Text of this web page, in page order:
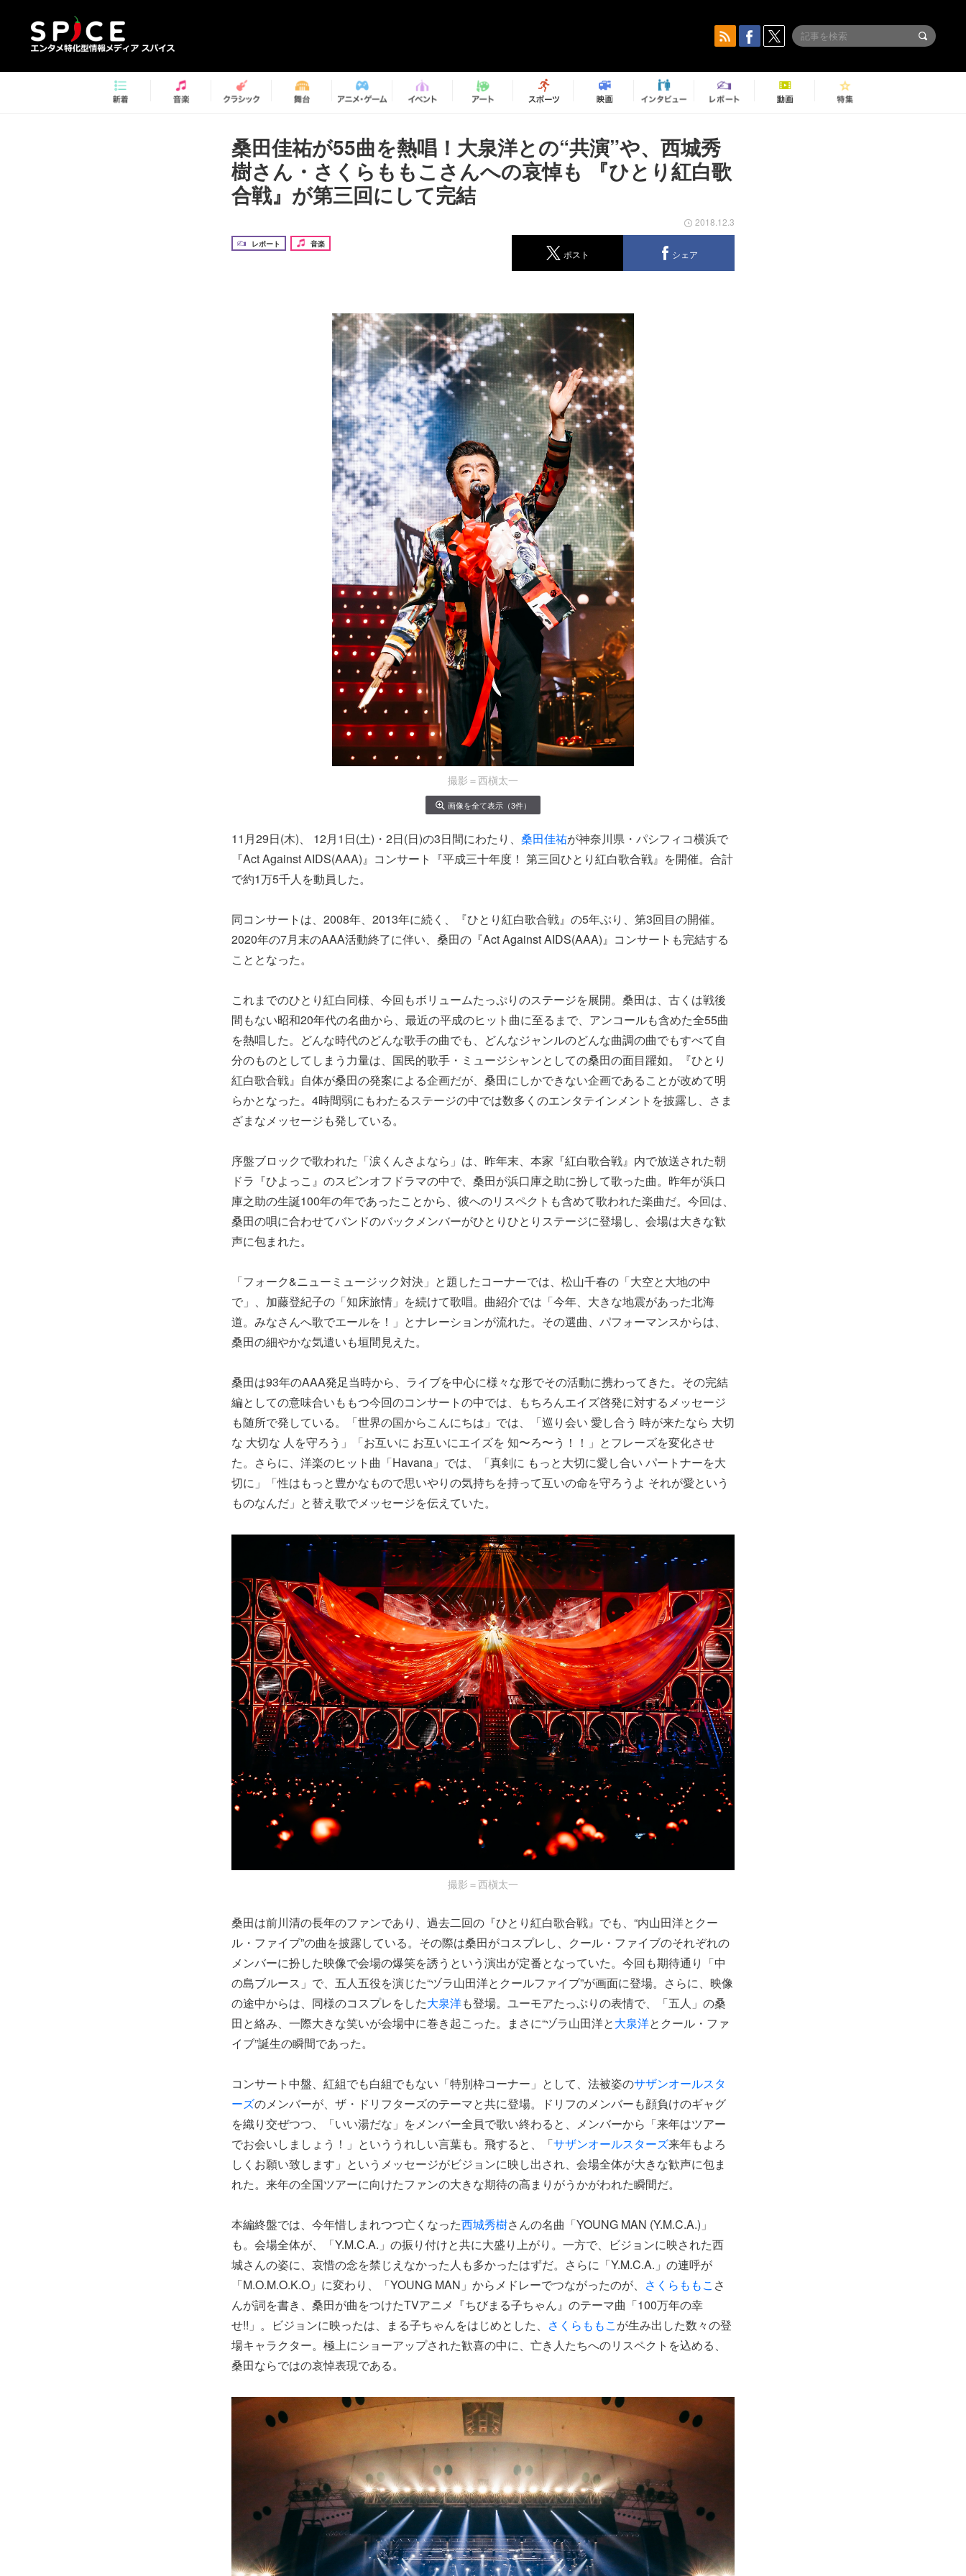
桑田佳祐が55曲を熱唱！大泉洋との“共演”や、西城秀
樹さん・さくらももこさんへの哀悼も 『ひとり紅白歌
合戦』が第三回にして完結
レポート 音楽
2018.12.3
ポスト シェア
撮影＝西槇太一
画像を全て表示（3件）
11月29日(木)、 12月1日(土)・2日(日)の3日間にわたり、 桑田佳祐が神奈川県・パシフィコ横浜で
『Act Against AIDS(AAA)』コンサート『平成三十年度！ 第三回ひとり紅白歌合戦』を開催。合計
で約1万5千人を動員した。
同コンサートは、2008年、2013年に続く、『ひとり紅白歌合戦』の5年ぶり、第3回目の開催。
2020年の7月末のAAA活動終了に伴い、桑田の『Act Against AIDS(AAA)』コンサートも完結する
こととなった。
これまでのひとり紅白同様、今回もボリュームたっぷりのステージを展開。桑田は、古くは戦後
間もない昭和20年代の名曲から、最近の平成のヒット曲に至るまで、アンコールも含めた全55曲
を熱唱した。どんな時代のどんな歌手の曲でも、どんなジャンルのどんな曲調の曲でもすべて自
分のものとしてしまう力量は、国民的歌手・ミュージシャンとしての桑田の面目躍如。『ひとり
紅白歌合戦』自体が桑田の発案による企画だが、桑田にしかできない企画であることが改めて明
らかとなった。4時間弱にもわたるステージの中では数多くのエンタテインメントを披露し、さま
ざまなメッセージも発している。
序盤ブロックで歌われた「涙くんさよなら」は、昨年末、本家『紅白歌合戦』内で放送された朝
ドラ『ひよっこ』のスピンオフドラマの中で、桑田が浜口庫之助に扮して歌った曲。昨年が浜口
庫之助の生誕100年の年であったことから、彼へのリスペクトも含めて歌われた楽曲だ。今回は、
桑田の唄に合わせてバンドのバックメンバーがひとりひとりステージに登場し、会場は大きな歓
声に包まれた。
「フォーク&ニューミュージック対決」と題したコーナーでは、松山千春の「大空と大地の中
で」、加藤登紀子の「知床旅情」を続けて歌唱。曲紹介では「今年、大きな地震があった北海
道。みなさんへ歌でエールを！」とナレーションが流れた。その選曲、パフォーマンスからは、
桑田の細やかな気遣いも垣間見えた。
桑田は93年のAAA発足当時から、ライブを中心に様々な形でその活動に携わってきた。その完結
編としての意味合いももつ今回のコンサートの中では、もちろんエイズ啓発に対するメッセージ
も随所で発している。「世界の国からこんにちは」では、「巡り会い 愛し合う 時が来たなら 大切
な 大切な 人を守ろう」「お互いに お互いにエイズを 知〜ろ〜う！！」とフレーズを変化させ
た。さらに、洋楽のヒット曲「Havana」では、「真剣に もっと大切に愛し合い パートナーを大
切に」「性はもっと豊かなもので思いやりの気持ちを持って互いの命を守ろうよ それが愛という
ものなんだ」と替え歌でメッセージを伝えていた。
撮影＝西槇太一
桑田は前川清の長年のファンであり、過去二回の『ひとり紅白歌合戦』でも、“内山田洋とクー
ル・ファイブ”の曲を披露している。その際は桑田がコスプレし、クール・ファイブのそれぞれの
メンバーに扮した映像で会場の爆笑を誘うという演出が定番となっていた。今回も期待通り「中
の島ブルース」で、五人五役を演じた“ヅラ山田洋とクールファイブ”が画面に登場。さらに、映像
の途中からは、同様のコスプレをした大泉洋も登場。ユーモアたっぷりの表情で、「五人」の桑
田と絡み、一際大きな笑いが会場中に巻き起こった。まさに“ヅラ山田洋と大泉洋とクール・ファ
イブ”誕生の瞬間であった。
コンサート中盤、紅組でも白組でもない「特別枠コーナー」として、法被姿のサザンオールスタ
ーズのメンバーが、ザ・ドリフターズのテーマと共に登場。ドリフのメンバーも顔負けのギャグ
を織り交ぜつつ、「いい湯だな」をメンバー全員で歌い終わると、メンバーから「来年はツアー
でお会いしましょう！」といううれしい言葉も。飛すると、「サザンオールスターズ来年もよろ
しくお願い致します」というメッセージがビジョンに映し出され、会場全体が大きな歓声に包ま
れた。来年の全国ツアーに向けたファンの大きな期待の高まりがうかがわれた瞬間だ。
本編終盤では、今年惜しまれつつ亡くなった西城秀樹さんの名曲「YOUNG MAN (Y.M.C.A.)」
も。会場全体が、「Y.M.C.A.」の振り付けと共に大盛り上がり。一方で、ビジョンに映された西
城さんの姿に、哀惜の念を禁じえなかった人も多かったはずだ。さらに「Y.M.C.A.」の連呼が
「M.O.M.O.K.O」に変わり、「YOUNG MAN」からメドレーでつながったのが、 さくらももこ さ
んが詞を書き、桑田が曲をつけたTVアニメ『ちびまる子ちゃん』のテーマ曲「100万年の幸
せ!!」。ビジョンに映ったは、まる子ちゃんをはじめとした、 さくらももこが生み出した数々の登
場キャラクター。極上にショーアップされた歓喜の中に、亡き人たちへのリスペクトを込める、
桑田ならではの哀悼表現である。